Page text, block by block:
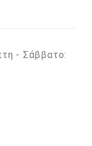
- Σάββατο: